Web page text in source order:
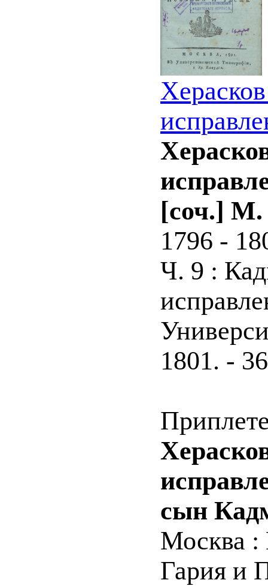
[соч.] М.
1796 -
Ч. 9 :
1801. -
сын
Москва :
Гария и